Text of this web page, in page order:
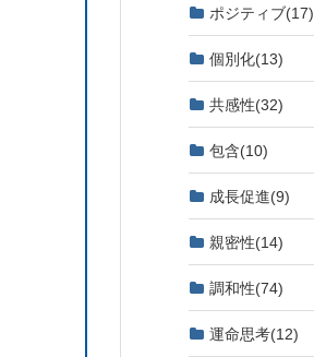
ポジティブ(17)
個別化(13)
共感性(32)
包含(10)
成長促進(9)
親密性(14)
調和性(74)
運命思考(12)